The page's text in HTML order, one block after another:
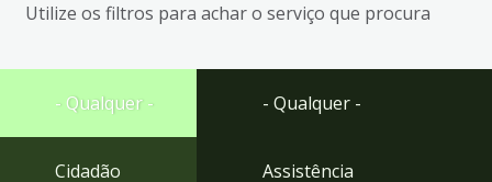
busca
Ir
rodapé
Utilize os filtros para achar o serviço que procura
- Qualquer -
Cidadão
- Qualquer -
Assistência